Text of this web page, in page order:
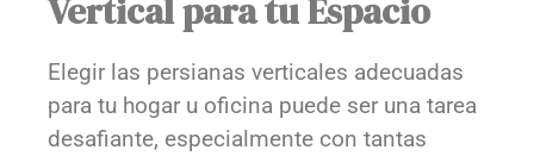
Vertical para tu Espacio
Elegir las persianas verticales adecuadas
para tu hogar u oficina puede ser una tarea
desafiante, especialmente con tantas